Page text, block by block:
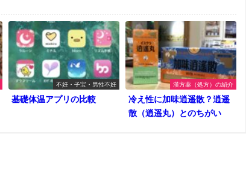
不妊・子宝・男性不妊
基礎体温アプリの比較
漢方薬（処方）の紹介
冷え性に加味逍遥散？逍遥
散（逍遥丸）とのちがい